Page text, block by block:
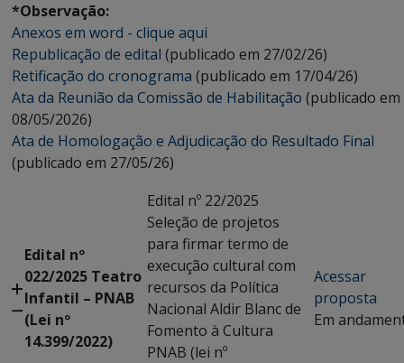
*Observação:
Anexos em word - clique aqui
Republicação de edital (publicado em 27/02/26)
Retificação do cronograma (publicado em 17/04/26)
Ata da Reunião da Comissão de Habilitação (publicado em
08/05/2026)
Ata de Homologação e Adjudicação do Resultado Final
(publicado em 27/05/26)
Edital nº
022/2025 Teatro
Infantil – PNAB
(Lei nº
14.399/2022)
Edital nº 22/2025
Seleção de projetos
para firmar termo de
execução cultural com
recursos da Política
Nacional Aldir Blanc de
Fomento à Cultura
PNAB (lei nº
Acessar
proposta
Em